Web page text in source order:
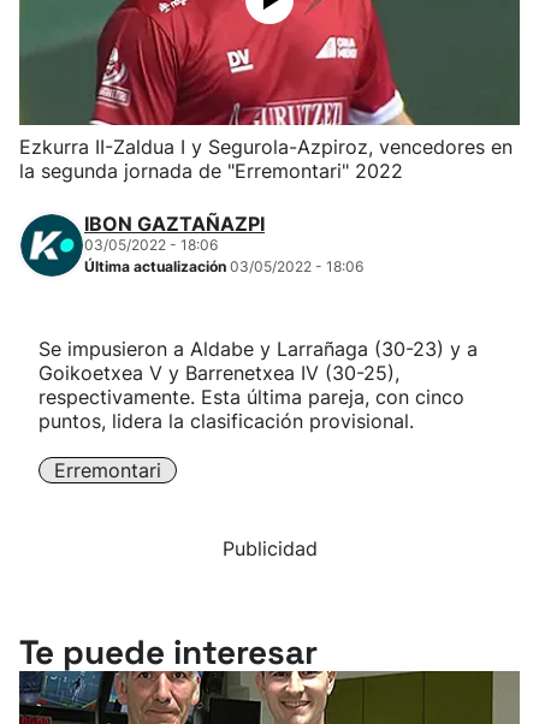
Balonmano
Kirolak 360
Atletismo
Carreras de montaña
Más deportes
"Helmuga"
Ezkurra II-Zaldua I y Segurola-Azpiroz, vencedores en
la segunda jornada de "Erremontari" 2022
IBON GAZTAÑAZPI
03/05/2022 - 18:06
Última actualización 03/05/2022 - 18:06
Se impusieron a Aldabe y Larrañaga (30-23) y a
Goikoetxea V y Barrenetxea IV (30-25),
respectivamente. Esta última pareja, con cinco
puntos, lidera la clasificación provisional.
Erremontari
Publicidad
Te puede interesar